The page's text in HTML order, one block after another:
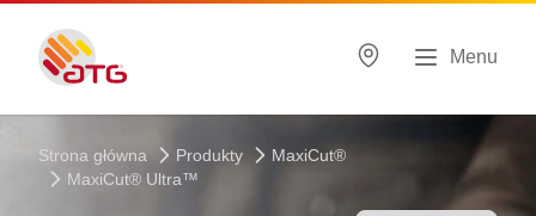
Menu
Strona główna Produkty
MaxiCut®
MaxiCut® Ultra™